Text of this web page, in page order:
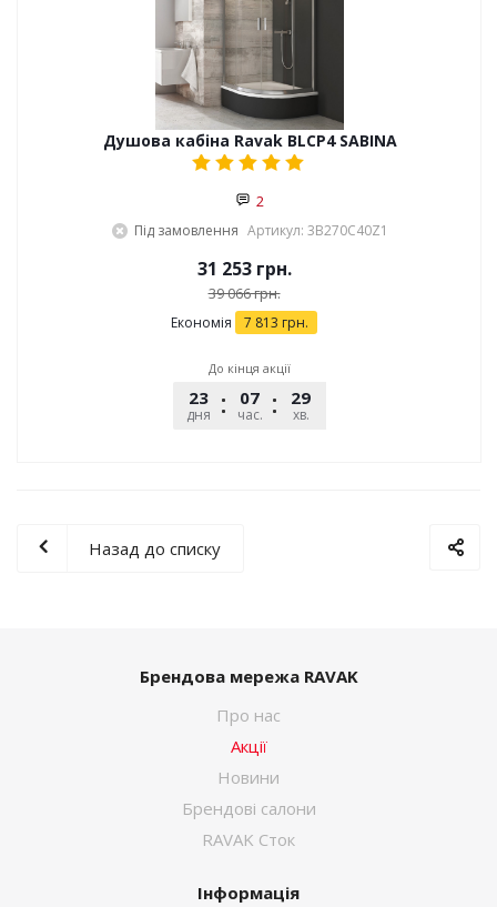
Душова кабіна Ravak BLCP4 SABINA
2
Під замовлення Артикул: 3B270C40Z1
31 253грн.
39 066грн.
Економія 7 813 грн.
До кінця акції
23
дня
07
час.
29
хв.
Назад до списку
Брендова мережа RAVAK
Про нас
Акції
Новини
Брендові салони
RAVAK Сток
Інформація